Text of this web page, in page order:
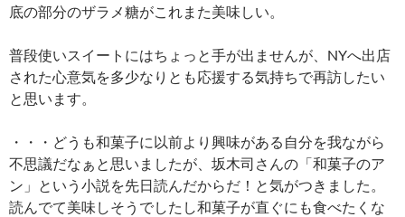
底の部分のザラメ糖がこれまた美味しい。
普段使いスイートにはちょっと手が出ませんが、NYへ出店
された心意気を多少なりとも応援する気持ちで再訪したい
と思います。
・・・どうも和菓子に以前より興味がある自分を我ながら
不思議だなぁと思いましたが、坂木司さんの「和菓子のア
ン」という小説を先日読んだからだ！と気がつきました。
読んでて美味しそうでしたし和菓子が直ぐにも食べたくな